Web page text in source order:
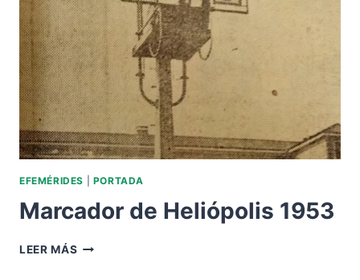
EFEMÉRIDES PORTADA
Marcador de Heliópolis 1953
LEER MÁS MARCADOR